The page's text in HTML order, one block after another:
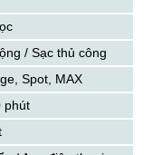
/ Sạc thủ công
Spot, MAX
phút